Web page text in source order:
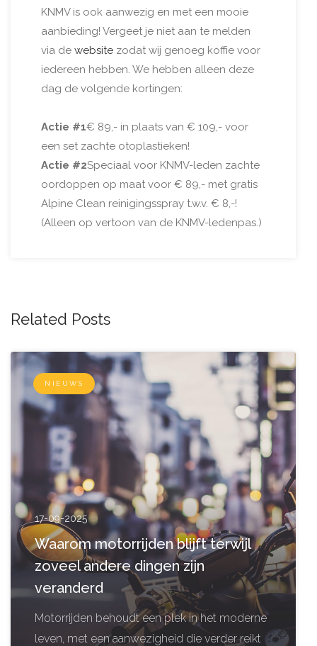
KNMV is ook aanwezig en met een mooie
aanbieding! Vergeet je niet aan te melden
via de website zodat wij genoeg koffie voor
iedereen hebben. We hebben alleen deze
dag de volgende kortingen:
Actie #1€ 89,- in plaats van € 109,- voor
een set zachte otoplastieken!
Actie #2Speciaal voor KNMV-leden zachte
oordoppen op maat voor € 89,- met gratis
Alpine Clean reinigingsspray t.w.v. € 8,-!
(Alleen op vertoon van de KNMV-ledenpas.)
Related Posts
NIEUWS
17-09-2025
Waarom motorrijden blijft terwijl
zoveel andere dingen zijn
veranderd
Motorrijden behoudt een plek in het moderne
leven, met een aanwezigheid die verder reikt